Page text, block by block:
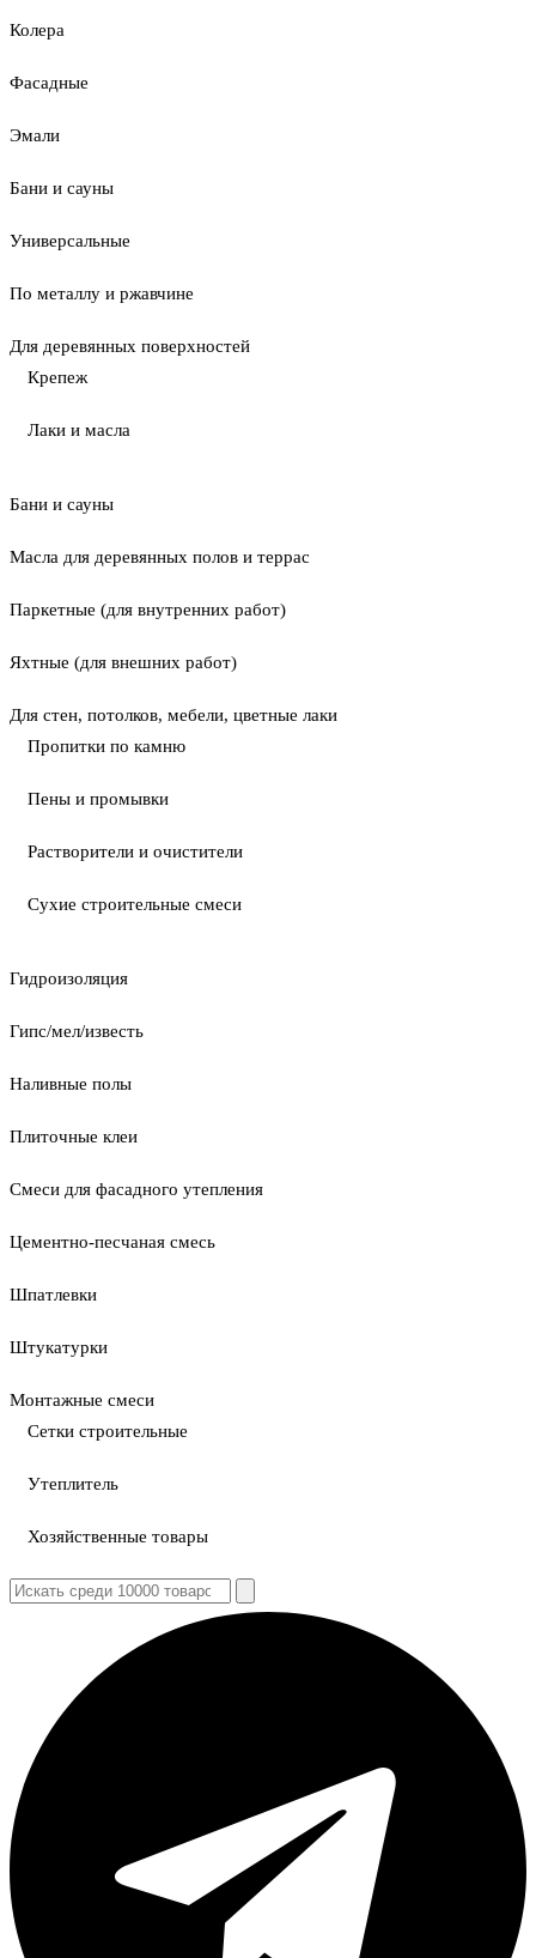
Колера
Фасадные
Эмали
Бани и сауны
Универсальные
По металлу и ржавчине
Для деревянных поверхностей
Крепеж
Лаки и масла
Бани и сауны
Масла для деревянных полов и террас
Паркетные (для внутренних работ)
Яхтные (для внешних работ)
Для стен, потолков, мебели, цветные лаки
Пропитки по камню
Пены и промывки
Растворители и очистители
Сухие строительные смеси
Гидроизоляция
Гипс/мел/известь
Наливные полы
Плиточные клеи
Смеси для фасадного утепления
Цементно-песчаная смесь
Шпатлевки
Штукатурки
Монтажные смеси
Сетки строительные
Утеплитель
Хозяйственные товары